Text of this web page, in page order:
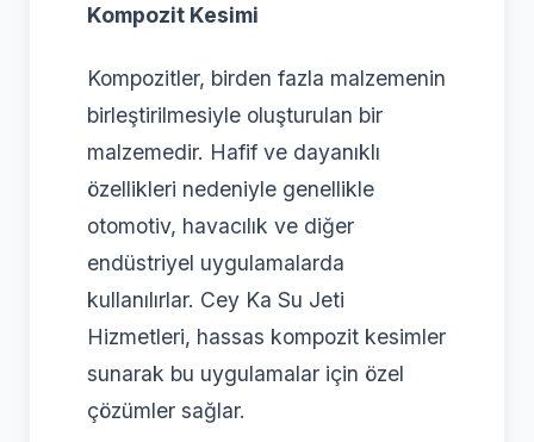
Kompozit Kesimi
Kompozitler, birden fazla malzemenin
birleştirilmesiyle oluşturulan bir
malzemedir. Hafif ve dayanıklı
özellikleri nedeniyle genellikle
otomotiv, havacılık ve diğer
endüstriyel uygulamalarda
kullanılırlar. Cey Ka Su Jeti
Hizmetleri, hassas kompozit kesimler
sunarak bu uygulamalar için özel
çözümler sağlar.